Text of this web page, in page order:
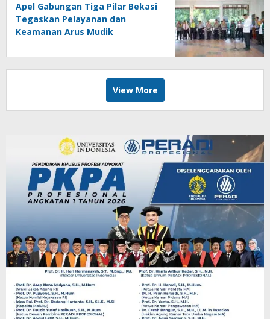
Apel Gabungan Tiga Pilar Bekasi
Tegaskan Pelayanan dan
Keamanan Arus Mudik
View More